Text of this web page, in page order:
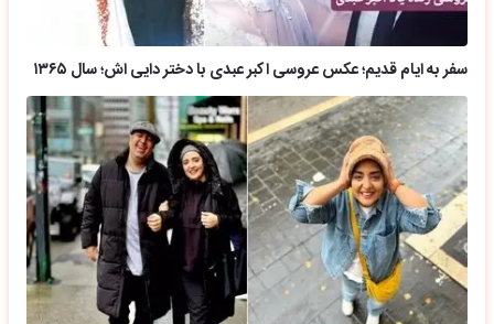
سفر به ایام قدیم؛ عکس عروسی اکبر عبدی با دختر دایی اش؛ سال ۱۳۶۵